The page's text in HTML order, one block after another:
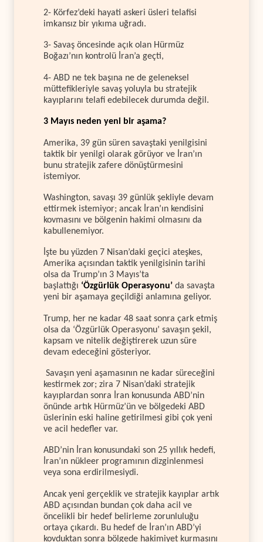
2- Körfez’deki hayati askeri üsleri telafisi
imkansız bir yıkıma uğradı.
3- Savaş öncesinde açık olan Hürmüz
Boğazı’nın kontrolü İran’a geçti,
4- ABD ne tek başına ne de geleneksel
müttefikleriyle savaş yoluyla bu stratejik
kayıplarını telafi edebilecek durumda değil.
3 Mayıs neden yeni bir aşama?
Amerika, 39 gün süren savaştaki yenilgisini
taktik bir yenilgi olarak görüyor ve İran’ın
bunu stratejik zafere dönüştürmesini
istemiyor.
Washington, savaşı 39 günlük şekliyle devam
ettirmek istemiyor; ancak İran’ın kendisini
kovmasını ve bölgenin hakimi olmasını da
kabullenemiyor.
İşte bu yüzden 7 Nisan’daki geçici ateşkes,
Amerika açısından taktik yenilgisinin tarihi
olsa da Trump’ın 3 Mayıs’ta
başlattığı ‘Özgürlük Operasyonu’ da savaşta
yeni bir aşamaya geçildiği anlamına geliyor.
Trump, her ne kadar 48 saat sonra çark etmiş
olsa da ‘Özgürlük Operasyonu’ savaşın şekil,
kapsam ve nitelik değiştirerek uzun süre
devam edeceğini gösteriyor.
Savaşın yeni aşamasının ne kadar süreceğini
kestirmek zor; zira 7 Nisan’daki stratejik
kayıplardan sonra İran konusunda ABD’nin
önünde artık Hürmüz’ün ve bölgedeki ABD
üslerinin eski haline getirilmesi gibi çok yeni
ve acil hedefler var.
ABD’nin İran konusundaki son 25 yıllık hedefi,
İran’ın nükleer programının dizginlenmesi
veya sona erdirilmesiydi.
Ancak yeni gerçeklik ve stratejik kayıplar artık
ABD açısından bundan çok daha acil ve
öncelikli bir hedef belirleme zorunluluğu
ortaya çıkardı. Bu hedef de İran’ın ABD’yi
kovduktan sonra bölgede hakimiyet kurmasını